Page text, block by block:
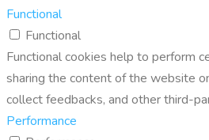
Functional
Functional
Functional cookies help to perform
sharing the content of the website
collect feedbacks, and other third-
Performance